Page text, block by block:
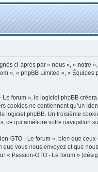
ci-après par « nous », « notre
», « phpBB Limited », «
forum », le logiciel phpBB
ne contiennent qu’un
phpBB. Un troisième
ce qui améliore votre navigation
GTO - Le forum », bien que
vous nous envoyez et que
« Passion-GTO - Le forum »